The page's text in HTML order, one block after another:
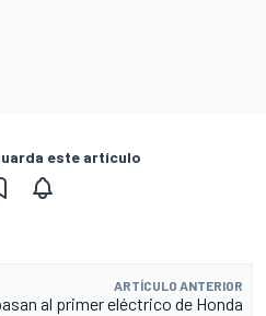
este artículo
ARTÍCULO ANTERIOR
al primer eléctrico de Honda